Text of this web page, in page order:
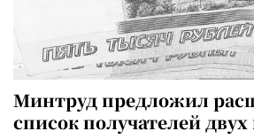
Минтруд предложил
список получателей